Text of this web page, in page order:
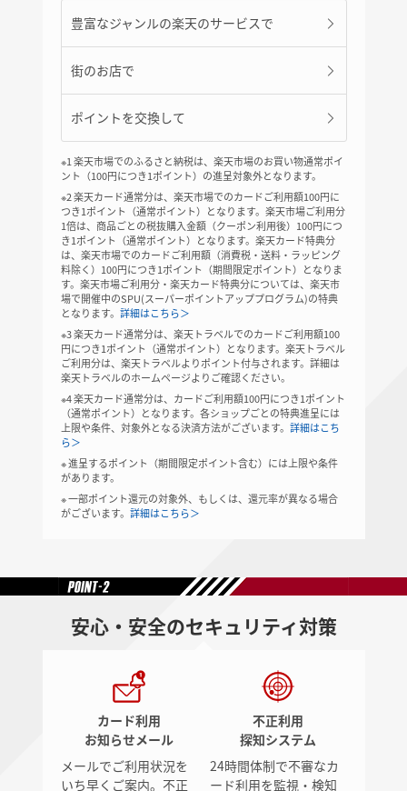
豊富なジャンルの楽天のサービスで
街のお店で
ポイントを交換して
※1 楽天市場でのふるさと納税は、楽天市場のお買い物通常ポイ
ント（100円につき1ポイント）の進呈対象外となります。
※2 楽天カード通常分は、楽天市場でのカードご利用額100円に
つき1ポイント（通常ポイント）となります。楽天市場ご利用分
1倍は、商品ごとの税抜購入金額（クーポン利用後）100円につ
き1ポイント（通常ポイント）となります。楽天カード特典分
は、楽天市場でのカードご利用額（消費税・送料・ラッピング
料除く）100円につき1ポイント（期間限定ポイント）となりま
す。楽天市場ご利用分・楽天カード特典分については、楽天市
場で開催中のSPU(スーパーポイントアッププログラム)の特典
となります。 詳細はこちら＞
※3 楽天カード通常分は、楽天トラベルでのカードご利用額100
円につき1ポイント（通常ポイント）となります。楽天トラベル
ご利用分は、楽天トラベルよりポイント付与されます。詳細は
楽天トラベルのホームページよりご確認ください。
※4 楽天カード通常分は、カードご利用額100円につき1ポイント
（通常ポイント）となります。各ショップごとの特典進呈には
上限や条件、対象外となる決済方法がございます。 詳細はこち
ら＞
※ 進呈するポイント（期間限定ポイント含む）には上限や条件
があります。
※ 一部ポイント還元の対象外、もしくは、還元率が異なる場合
がございます。 詳細はこちら＞
安心・安全のセキュリティ対策
カード利用
お知らせメール
メールでご利用状況を
いち早くご案内。不正
不正利用
探知システム
24時間体制で不審なカ
ード利用を監視・検知